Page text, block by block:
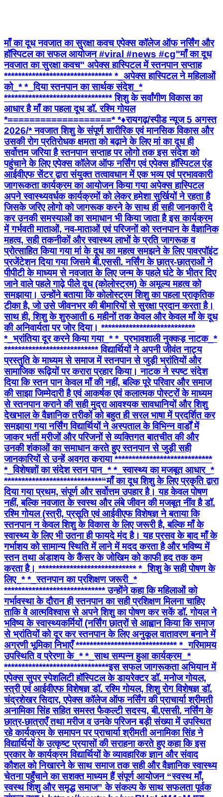
माँ का दूध नवजात का सुरक्षा कवच एपेक्स कॉलेज ऑफ नर्सिंग और
हॉस्पिटल का सफल आयोजन #viral #news #cg ​"माँ का दूध
नवजात का सुरक्षा कवच" अपेक्स हास्पिटल में स्तनपान सप्ताह
******************************* *_अपेक्स हास्पिटल ने महिलाओं
को_* *_दिया स्तनपान का सार्थक संदेश_*
******************************* शिशु के सर्वांगीण विकास का
आधार है माँ का पहला दूध डॉ. रश्मि गोयल
*===================* *♦रायगढ़/स्पीड न्यूज 5 अगस्त
2026/* नवजात शिशु के संपूर्ण शारीरिक एवं मानसिक विकास और
उसकी रोग प्रतिरोधक क्षमता को बढ़ाने के लिए मां का दूध ही
सर्वोत्तम जरिया है स्तनपान सप्ताह पर लोगो तक इस संदेश को
पहुंचाने के लिए एपेक्स कॉलेज ऑफ नर्सिंग एवं एपेक्स हॉस्पिटल एंड
आईवीएफ सेंटर द्वारा संयुक्त तत्वावधान में एक भव्य एवं प्रभावकारी
जागरूकता कार्यक्रम का आयोजन किया गया अपेक्स हास्पिटल
अपने स्वास्थ्यवर्धक कार्यक्रमों को लेकर हमेशा सुर्खियों ने रहता है
जिसके जरिए लोगो को जागरूक करने के साथ ही सही जानकारी दे
कर उनकी समस्याओं का समाधान भी किया जाता है इस कार्यक्रम
में गर्भवती माताओं, नव-माताओं एवं परिजनों को स्तनपान के वैज्ञानिक
महत्व, सही तकनीकों और स्वास्थ्य लाभों के प्रति जागरूक व
प्रोत्साहित किया गया मां के दूध का महत्व समझने के लिए पावरपॉइंट
प्रजेंटेशन दिया गया जिसमे बी.एससी. नर्सिंग के छात्र-छात्राओं ने
पीपीटी के माध्यम से नवजात के लिए जन्म के पहले घंटे के भीतर दिए
जाने वाले पहले गाढ़े पीले दूध (कोलोस्ट्रम) के अमूल्य महत्व को
समझाया। उन्होंने बताया कि कोलोस्ट्रम शिशु का पहला प्राकृतिक
टीका है, जो उसे जीवनभर की बीमारियों से सुरक्षा प्रदान करता है।
साथ ही, शिशु के शुरुआती 6 महीनों तक केवल और केवल माँ के दूध
की अनिवार्यता पर जोर दिया। ***************************
*_भ्रांतिया दूर करने किया गया_* *​_प्रभावशाली नुक्कड़ नाटक_*
*************************** विद्यार्थियों ने अपनी जीवंत नाट्य
प्रस्तुति के माध्यम से समाज में स्तनपान से जुड़ी भ्रांतियों और
सामाजिक रूढ़ियों पर करारा प्रहार किया। नाटक ने स्पष्ट संदेश
दिया कि स्तन पान केवल माँ की नहीं, बल्कि पूरे परिवार और समाज
की साझा जिम्मेदारी है एवं आकर्षक एवं कलात्मक पोस्टरों के माध्यम
से स्तनपान कराने की सही मुद्रा आवश्यक सावधानियों और शिशु
देखभाल के वैज्ञानिक तरीकों को बहुत ही सरल भाषा में प्रदर्शित कर
समझाया गया नर्सिंग विद्यार्थियों ने अस्पताल के विभिन्न वार्डों में
जाकर भर्ती मरीजों और परिजनों से व्यक्तिगत बातचीत की और
उनकी शंकाओं का समाधान करते हुए स्तनपान से जुड़ी सही
जानकारियों से उन्हें अवगत कराया **************************** ​
*_विशेषज्ञों का संदेश स्तन पान_* *_स्वास्थ्य का मजबूत आधार_*
**************************** ​“माँ का दूध शिशु के लिए प्रकृति द्वारा
दिया गया प्रथम, संपूर्ण और सर्वोत्तम उपहार है। यह केवल पोषण
नहीं, बल्कि नवजात के स्वस्थ और लंबे जीवन की मजबूत नींव है डॉ.
रश्मि गोयल (स्त्री, प्रसूति एवं आईवीएफ विशेषज्ञ ने बताया कि
स्तनपान न केवल शिशु के विकास के लिए जरूरी है, बल्कि माँ के
स्वास्थ्य के लिए भी उतना ही फायदे मंद है। यह प्रसव के बाद माँ के
गर्भाशय को सामान्य स्थिति में लाने में मदद करता है और भविष्य में
स्तन तथा अंडाशय के कैंसर के जोखिम को काफी हद तक कम
करता है। **************************** *_​शिशु के सही पोषण के
लिए_* *_स्तनपान का प्रशिक्षण जरूरी_*
***************************** उन्होंने कहा कि महिलाओं को
गर्भावस्था के दौरान ही स्तनपान का सही प्रशिक्षण मिलना चाहिए
ताकि वे आत्मविश्वास से अपने शिशु का पोषण कर सकें डॉ. गोयल ने
भविष्य के स्वास्थ्यकर्मियों (नर्सिंग छात्रों से आह्वान किया कि समाज
से भ्रांतियों को दूर कर स्तनपान के लिए अनुकूल वातावरण बनाने में
अग्रणी भूमिका निभाएँ ***************************** *_गरिमामय
उपस्थिति व प्रेरणा के_* *_साथ सम्पन्न हुआ कार्यक्रम_*
****************************** ​इस सफल जागरूकता अभियान में
एपेक्स सुपर स्पेशलिटी हॉस्पिटल के डायरेक्टर डॉ. मनोज गोयल,
स्त्री एवं आईवीएफ विशेषज्ञ डॉ. रश्मि गोयल, शिशु रोग विशेषज्ञ डॉ.
चंद्रशेखर सिदार, एपेक्स कॉलेज ऑफ नर्सिंग की प्राचार्या श्रीमती
अनामिका सिंह सहित समस्त फैकल्टी सदस्य, बी.एससी. नर्सिंग के
छात्र-छात्राएँ तथा मरीज व उनके परिजन बड़ी संख्या में उपस्थित
रहे ​कार्यक्रम के समापन पर प्राचार्या श्रीमती अनामिका सिंह ने
विद्यार्थियों के उत्कृष्ट प्रयासों की सराहना करते हुए कहा कि इस
प्रकार के कार्यक्रम विद्यार्थियों के व्यावहारिक ज्ञान और संवाद
कौशल को निखारने के साथ समाज तक सही और वैज्ञानिक स्वास्थ्य
चेतना पहुँचाने का सशक्त माध्यम हैं ​संपूर्ण आयोजन “स्वस्थ माँ,
स्वस्थ शिशु और समृद्ध समाज” के संकल्प के साथ सफलता पूर्वक